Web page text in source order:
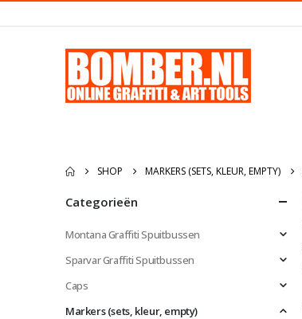
SHOP MARKERS (SETS, KLEUR, EMPTY)
Categorieën
Montana Graffiti Spuitbussen
Sparvar Graffiti Spuitbussen
Caps
Markers (sets, kleur, empty)